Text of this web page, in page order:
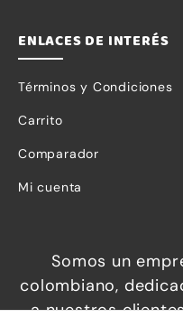
ENLACES DE INTERÉS
Términos y Condiciones
Carrito
Comparador
Mi cuenta
Somos un
colombiano,
a nuestros